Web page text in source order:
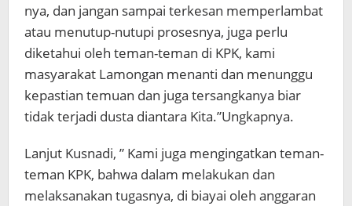
nya, dan jangan sampai terkesan memperlambat
atau menutup-nutupi prosesnya, juga perlu
diketahui oleh teman-teman di KPK, kami
masyarakat Lamongan menanti dan menunggu
kepastian temuan dan juga tersangkanya biar
tidak terjadi dusta diantara Kita.”Ungkapnya.
Lanjut Kusnadi, ” Kami juga mengingatkan teman-
teman KPK, bahwa dalam melakukan dan
melaksanakan tugasnya, di biayai oleh anggaran